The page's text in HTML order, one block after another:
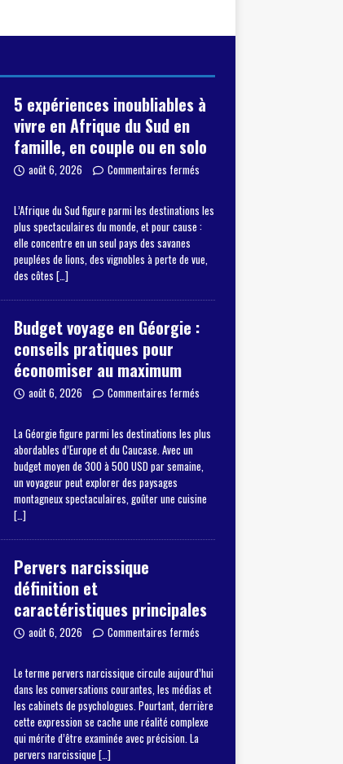
5 expériences inoubliables à
vivre en Afrique du Sud en
famille, en couple ou en solo
août 6, 2026 Commentaires fermés
L’Afrique du Sud figure parmi les destinations les
plus spectaculaires du monde, et pour cause :
elle concentre en un seul pays des savanes
peuplées de lions, des vignobles à perte de vue,
des côtes […]
Budget voyage en Géorgie :
conseils pratiques pour
économiser au maximum
août 6, 2026 Commentaires fermés
La Géorgie figure parmi les destinations les plus
abordables d’Europe et du Caucase. Avec un
budget moyen de 300 à 500 USD par semaine,
un voyageur peut explorer des paysages
montagneux spectaculaires, goûter une cuisine
[…]
Pervers narcissique
définition et
caractéristiques principales
août 6, 2026 Commentaires fermés
Le terme pervers narcissique circule aujourd’hui
dans les conversations courantes, les médias et
les cabinets de psychologues. Pourtant, derrière
cette expression se cache une réalité complexe
qui mérite d’être examinée avec précision. La
pervers narcissique […]